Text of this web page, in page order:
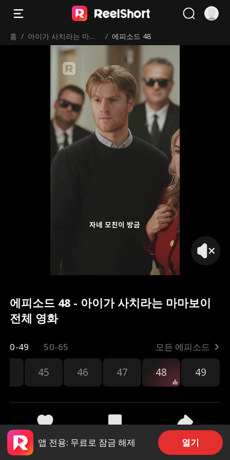
홈 / 아이가 사치라는 마마
/ 에피소드 48
자네 모친이 방금
에피소드 48 - 아이가 사치라는 마마보이
전체 영화
0-49 50-65 모든 에피소드
45 46 47 48 49
14 212 공유
앱 전용: 무료로 잠금 해제 열기